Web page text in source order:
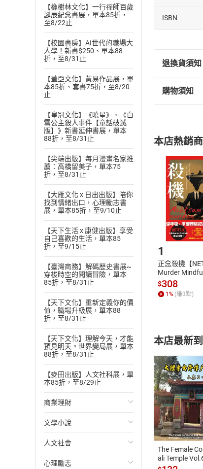
【橡樹林文化】一行禪師百歲
誕辰紀念書展，單本85折，
至8/22止
【校園書房】AI世代的職場大
人學！新書$250、單本88
折，至8/31止
【蓋亞文化】黃易作品展，單
本85折、套書75折，至8/20
止
【皇冠文化】《曉星》、《白
雪公主殺人事件【童話破滅
版】》新書延伸書展，單本
88折，至8/31止
【尖端出版】每月漫畫名家推
薦：高橋留美子，單本75
折，至8/31止
【大雁文化 x 日出出版】陪你
找到情緒出口，心理勵志書
展，單本85折，至9/10止
【天下生活 x 康健出版】享受
自己喜歡的生活，單本85
折，至9/15止
【臺灣商務】解碼歷史書展~
穿梭時空的閱讀冒險，單本
85折，至8/31止
【天下文化】重新定義你的價
值，職場升級展，單本88
折，至8/31止
【天下文化】理解今天，才能
預見明天。世界變局展，單本
88折，至8/31止
【麥田出版】人文社科展，單
本85折，至8/29止
商業理財
投資理財
經濟/趨勢
財務/金融
文學小說
歐美文學
日本文學
人文社會
國際關係
心理勵志
「本書描述
Elevance
【作者簡介】
湯瑪斯**．**
巴布森學院
計畫研究員
（MIT Sloan
Voice）。
尼丁．米塔
德勤顧問股
峰會（AI
在衝擊發生
組織智慧的
【譯者簡介】
李偉誠
高雄人，現
智》等書。
目次
引言
AI加持公司如
讓組織成為學
Chapter 2 人
AI領導者的形
領導者的課題
栽種成功的文
教育員工有
Chapter 3 策
策略類別1：
ISBN
退換貨須知
退換貨規
(一)依
(二)消
且已下載
退貨方
貨」，
請注意
購物須知
挑
購書
ATM轉帳
本店熱銷
1
正念殺機【
Murder
發】【電子書】
$308
1 % (賺3點)
本店最新
The Female
ali Temple
書】